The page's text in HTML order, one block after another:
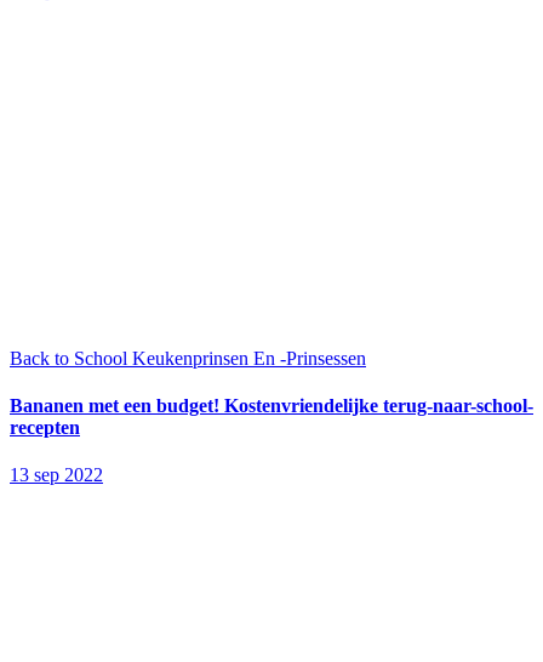
Back to School Keukenprinsen En -Prinsessen
Bananen met een budget! Kostenvriendelijke terug-naar-school-
recepten
13 sep 2022